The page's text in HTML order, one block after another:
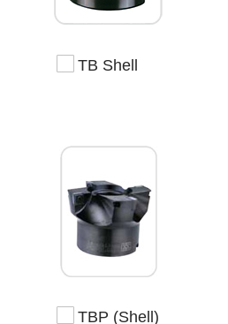
TB Shell
TBP (Shell)